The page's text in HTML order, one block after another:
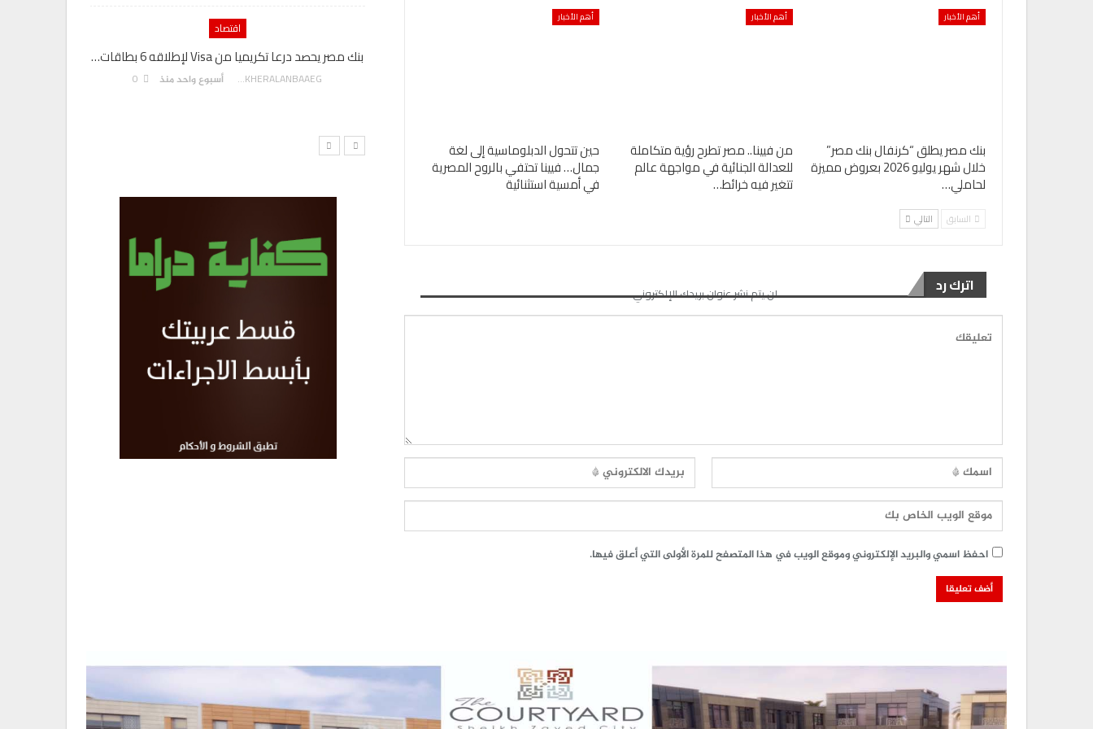
أهم الأخبار
بنك مصر يطلق “كرنفال بنك مصر”
خلال شهر يوليو 2026 بعروض مميزة
لحاملي…
أهم الأخبار
من فيينا.. مصر تطرح رؤية متكاملة
للعدالة الجنائية في مواجهة عالم
تتغير فيه خرائط…
أهم الأخبار
حين تتحول الدبلوماسية إلى لغة
جمال… فيينا تحتفي بالروح المصرية
في أمسية استثنائية
السابق التالي
اترك رد لن يتم نشر عنوان بريدك الإلكتروني.
احفظ اسمي والبريد الإلكتروني وموقع الويب في هذا المتصفح للمرة الأولى التي أعلق فيها.
اقتصاد
بنك مصر يحصد درعا تكريميا من Visa لإطلاقه 6 بطاقات…
AKHERALANBAAEG أسبوع واحد منذ